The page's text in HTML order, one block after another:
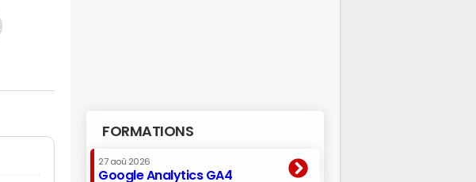
FORMATIONS
27 aoû 2026
Google Analytics GA4